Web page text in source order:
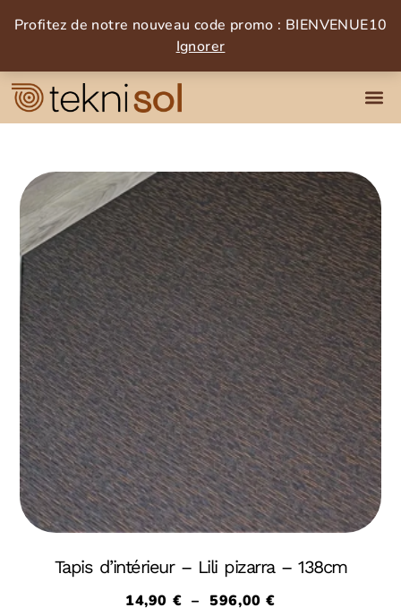
Profitez de notre nouveau code promo : BIENVENUE10
Ignorer
Tapis d’intérieur – Lili pizarra – 138cm
14,90 € – 596,00€